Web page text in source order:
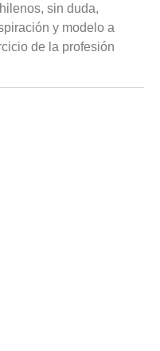
sin duda,
y modelo a
de la profesión